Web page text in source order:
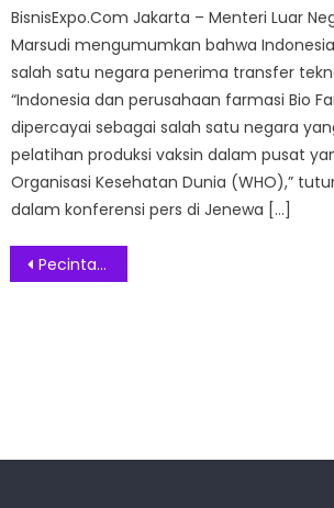
BisnisExpo.Com Jakarta – Menteri Luar
Marsudi mengumumkan bahwa
salah satu negara penerima transfer
“Indonesia dan perusahaan farmasi Bio
dipercayai sebagai salah satu negara
pelatihan produksi vaksin dalam pusat
Organisasi Kesehatan Dunia (WHO),”
dalam konferensi pers di Jenewa […]
Post
Pecinta Mercedes-Benz Akan Bertemu di Ajang Marceday-Benz di Parahiyangan Bandung